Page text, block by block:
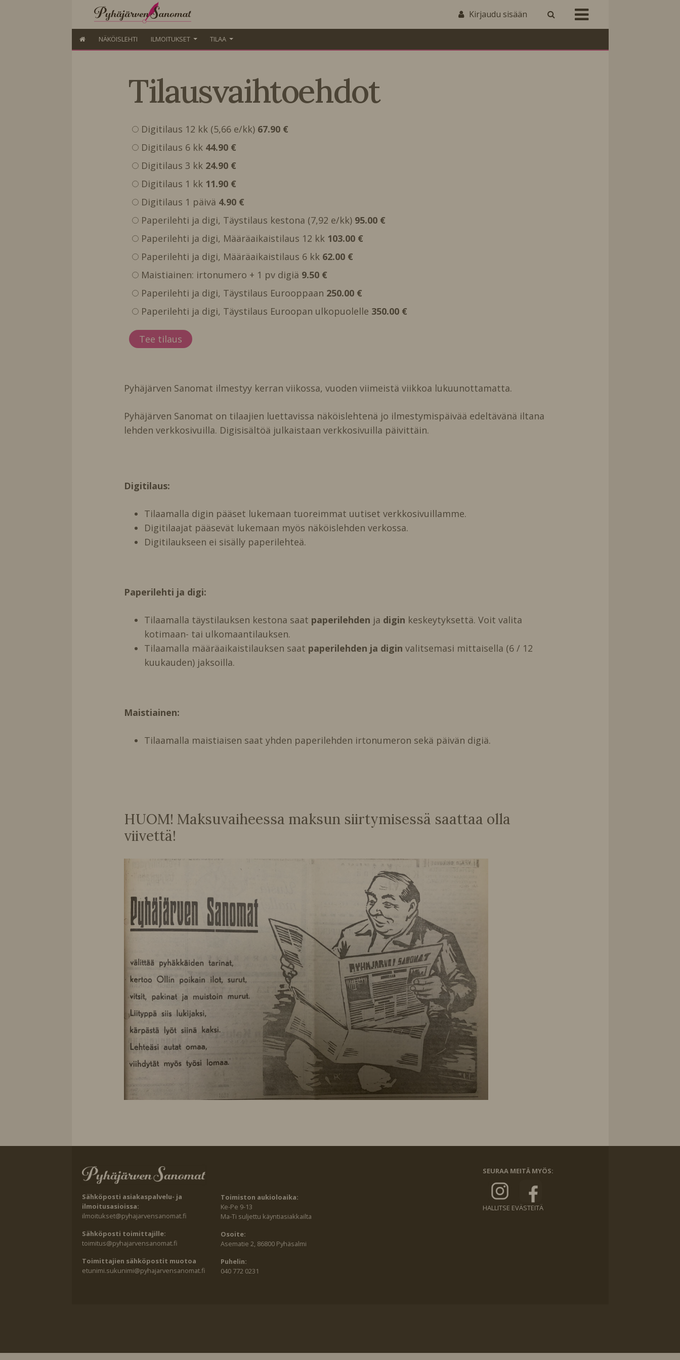
Kirjaudu sisään
NÄKÖISLEHTI ILMOITUKSET TILAA
Tilausvaihtoehdot
Digitilaus 12 kk (5,66 e/kk) 67.90 €
Digitilaus 6 kk 44.90 €
Digitilaus 3 kk 24.90 €
Digitilaus 1 kk 11.90 €
Digitilaus 1 päivä 4.90 €
Paperilehti ja digi, Täystilaus kestona (7,92 e/kk) 95.00 €
Paperilehti ja digi, Määräaikaistilaus 12 kk 103.00 €
Paperilehti ja digi, Määräaikaistilaus 6 kk 62.00 €
Maistiainen: irtonumero + 1 pv digiä 9.50 €
Paperilehti ja digi, Täystilaus Eurooppaan 250.00 €
Paperilehti ja digi, Täystilaus Euroopan ulkopuolelle 350.00 €
Pyhäjärven Sanomat ilmestyy kerran viikossa, vuoden viimeistä viikkoa lukuunottamatta.
Pyhäjärven Sanomat on tilaajien luettavissa näköislehtenä jo ilmestymispäivää edeltävänä iltana
lehden verkkosivuilla. Digisisältöä julkaistaan verkkosivuilla päivittäin.
Digitilaus:
Tilaamalla digin pääset lukemaan tuoreimmat uutiset verkkosivuillamme.
Digitilaajat pääsevät lukemaan myös näköislehden verkossa.
Digitilaukseen ei sisälly paperilehteä.
Paperilehti ja digi:
Tilaamalla täystilauksen kestona saat paperilehden ja digin keskeytyksettä. Voit valita
kotimaan- tai ulkomaantilauksen.
Tilaamalla määräaikaistilauksen saat paperilehden ja digin valitsemasi mittaisella (6 / 12
kuukauden) jaksoilla.
Maistiainen:
Tilaamalla maistiaisen saat yhden paperilehden irtonumeron sekä päivän digiä.
HUOM! Maksuvaiheessa maksun siirtymisessä saattaa olla
viivettä!
Sähköposti asiakaspalvelu- ja
ilmoitusasioissa:
ilmoitukset@pyhajarvensanomat.fi
Sähköposti toimittajille:
toimitus@pyhajarvensanomat.fi
Toimittajien sähköpostit muotoa
etunimi.sukunimi@pyhajarvensanomat.fi
Toimiston aukioloaika:
Ke-Pe 9-13
Ma-Ti suljettu käyntiasiakkailta
Osoite:
Asematie 2, 86800 Pyhäsalmi
Puhelin:
040 772 0231
SEURAA MEITÄ MYÖS:
HALLITSE EVÄSTEITÄ